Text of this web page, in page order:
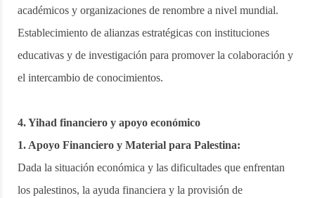
académicos y organizaciones de renombre a nivel mundial.
Establecimiento de alianzas estratégicas con instituciones
educativas y de investigación para promover la colaboración y
el intercambio de conocimientos.
4. Yihad financiero y apoyo económico
1. Apoyo Financiero y Material para Palestina:
Dada la situación económica y las dificultades que enfrentan
los palestinos, la ayuda financiera y la provisión de